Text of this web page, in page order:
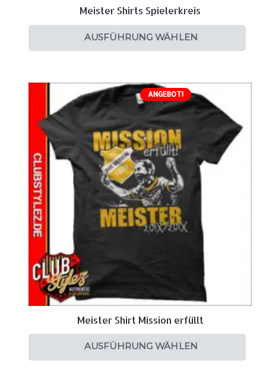
Meister Shirts Spielerkreis
AUSFÜHRUNG WÄHLEN
ANGEBOT!
Meister Shirt Mission erfüllt
AUSFÜHRUNG WÄHLEN